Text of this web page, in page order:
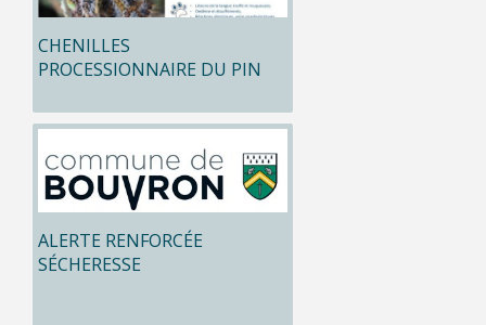
CHENILLES
PROCESSIONNAIRE DU PIN
ALERTE RENFORCÉE
SÉCHERESSE